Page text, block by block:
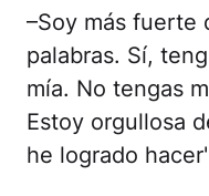
–Soy más fuerte
palabras. Sí,
mía. No tengas
Estoy orgullosa
he logrado